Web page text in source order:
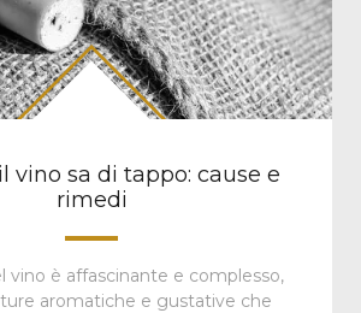
vino sa di tappo: cause e
rimedi
vino è affascinante e complesso,
aromatiche e gustative che